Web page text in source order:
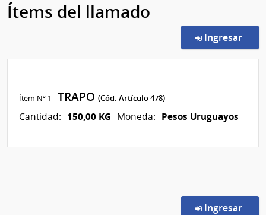
Ítems del llamado
Ingresar
Ítem Nº 1 TRAPO(Cód. Artículo 478)
Cantidad: 150,00 KG Moneda: Pesos Uruguayos
Ingresar